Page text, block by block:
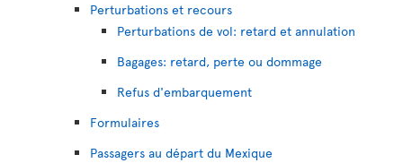
Perturbations et recours
Perturbations de vol: retard et annulation
Bagages: retard, perte ou dommage
Refus d'embarquement
Formulaires
Passagers au départ du Mexique